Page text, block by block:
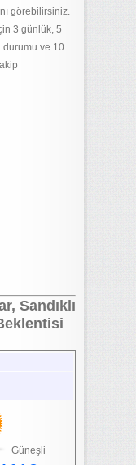
görebilirsiniz.
3 günlük, 5
durumu ve 10
Sandıklı
Güneşli